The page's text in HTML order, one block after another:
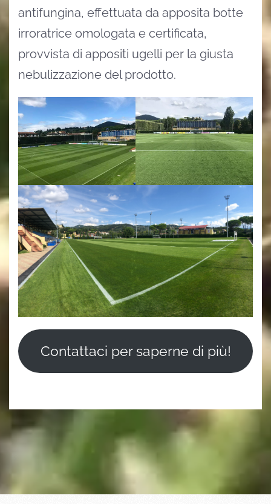
antifungina, effettuata da apposita botte
irroratrice omologata e certificata,
provvista di appositi ugelli per la giusta
nebulizzazione del prodotto.
Contattaci per saperne di più!